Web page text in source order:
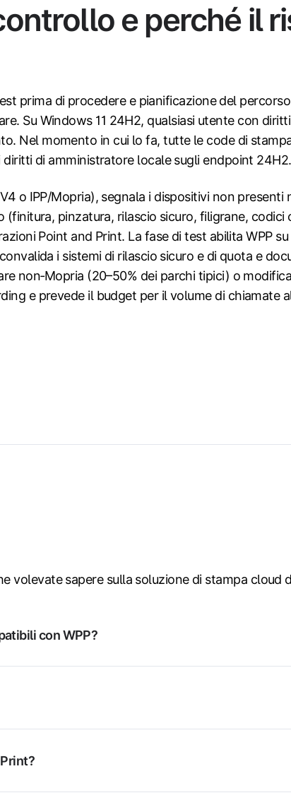
e perché il
prima di procedere e pianificazione del
Su Windows 11 24H2, qualsiasi utente con
Nel momento in cui lo fa, tutte le code di
di amministratore locale sugli endpoint 24H2.
o IPP/Mopria), segnala i dispositivi non presenti
pinzatura, rilascio sicuro, filigrane,
Point and Print. La fase di test abilita WPP
i sistemi di rilascio sicuro e di quota e
non‑Mopria (20–50% dei parchi tipici) o
e prevede il budget per il volume di chiamate
volevate sapere sulla soluzione di stampa cloud
con WPP?